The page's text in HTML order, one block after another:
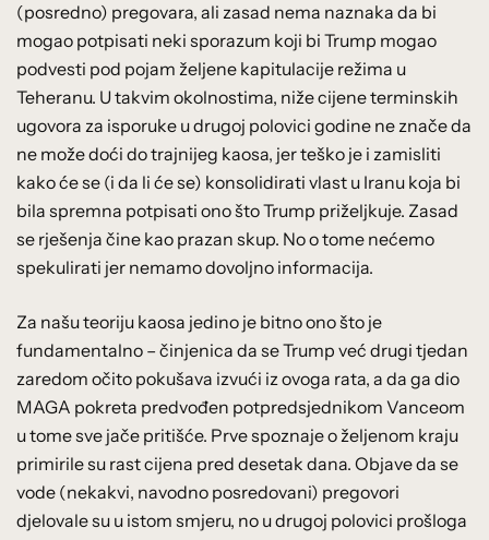
(posredno) pregovara, ali zasad nema naznaka da bi
mogao potpisati neki sporazum koji bi Trump mogao
podvesti pod pojam željene kapitulacije režima u
Teheranu. U takvim okolnostima, niže cijene terminskih
ugovora za isporuke u drugoj polovici godine ne znače da
ne može doći do trajnijeg kaosa, jer teško je i zamisliti
kako će se (i da li će se) konsolidirati vlast u Iranu koja bi
bila spremna potpisati ono što Trump priželjkuje. Zasad
se rješenja čine kao prazan skup. No o tome nećemo
spekulirati jer nemamo dovoljno informacija.
Za našu teoriju kaosa jedino je bitno ono što je
fundamentalno – činjenica da se Trump već drugi tjedan
zaredom očito pokušava izvući iz ovoga rata, a da ga dio
MAGA pokreta predvođen potpredsjednikom Vanceom
u tome sve jače pritišće. Prve spoznaje o željenom kraju
primirile su rast cijena pred desetak dana. Objave da se
vode (nekakvi, navodno posredovani) pregovori
djelovale su u istom smjeru, no u drugoj polovici prošloga